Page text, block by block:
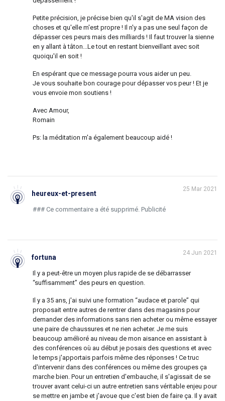
Petite précision, je précise bien qu'il s'agit de MA vision des
choses et qu'elle m'est propre ! Il n'y a pas une seul façon de
dépasser ces peurs mais des milliards ! Il faut trouver la sienne
en y allant à tâton...Le tout en restant bienveillant avec soit
quoiqu'il en soit !
En espérant que ce message pourra vous aider un peu.
Je vous souhaite bon courage pour dépasser vos peur ! Et je
vous envoie mon soutiens !
Avec Amour,
Romain
Ps: la méditation m'a également beaucoup aidé !
heureux-et-present
25 Mar 2021
### Ce commentaire a été supprimé. Publicité
fortuna
24 Jun 2021
Il y a peut-être un moyen plus rapide de se débarrasser
“suffisamment” des peurs en question.
Il y a 35 ans, j'ai suivi une formation “audace et parole” qui
proposait entre autres de rentrer dans des magasins pour
demander des informations sans rien acheter ou même essayer
une paire de chaussures et ne rien acheter. Je me suis
beaucoup amélioré au niveau de mon aisance en assistant à
des conférences où au début je posais des questions et avec
le temps j'apportais parfois même des réponses ! Ce truc
d'intervenir dans des conférences ou même des groupes ça
marche bien. Pour un entretien d'embauche, il s'agissait de se
trouver avant celui-ci un autre entretien sans véritable enjeu pour
se mettre en jambe et j'avoue que c'est bien de faire ça. Il y avait